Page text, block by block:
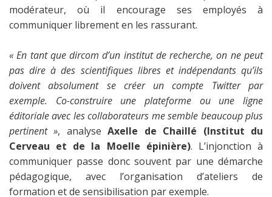
modérateur, où il encourage ses employés à
communiquer librement en les rassurant.
« En tant que dircom d’un institut de recherche, on ne peut
pas dire à des scientifiques libres et indépendants qu’ils
doivent absolument se créer un compte Twitter par
exemple. Co-construire une plateforme ou une ligne
éditoriale avec les collaborateurs me semble beaucoup plus
pertinent », analyseAxelle de Chaillé (Institut du
Cerveau et de la Moelle épinière). L’injonction à
communiquer passe donc souvent par une démarche
pédagogique, avec l’organisation d’ateliers de
formation et de sensibilisation par exemple.